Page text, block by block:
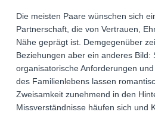
Die meisten Paare wünschen sich
Partnerschaft, die von Vertrauen,
Nähe geprägt ist. Demgegenüber
Beziehungen aber ein anderes Bild:
organisatorische Anforderungen
des Familienlebens lassen
Zweisamkeit zunehmend in den
Missverständnisse häufen sich und